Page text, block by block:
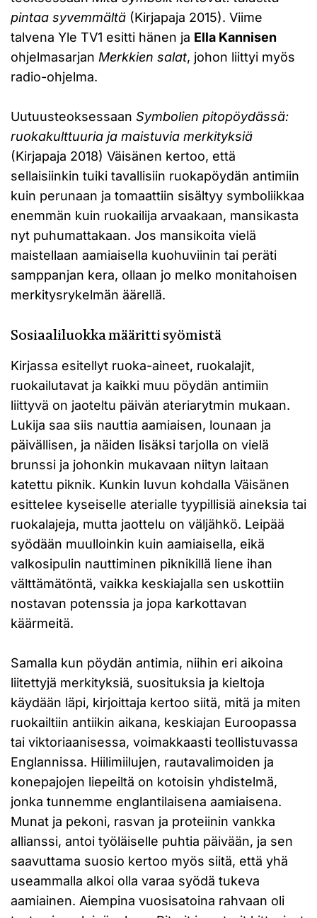
pintaa syvemmältä (Kirjapaja 2015). Viime
talvena Yle TV1 esitti hänen ja Ella Kannisen
ohjelmasarjan Merkkien salat, johon liittyi myös
radio-ohjelma.
Uutuusteoksessaan Symbolien pitopöydässä:
ruokakulttuuria ja maistuvia merkityksiä
(Kirjapaja 2018) Väisänen kertoo, että
sellaisiinkin tuiki tavallisiin ruokapöydän antimiin
kuin perunaan ja tomaattiin sisältyy symboliikkaa
enemmän kuin ruokailija arvaakaan, mansikasta
nyt puhumattakaan. Jos mansikoita vielä
maistellaan aamiaisella kuohuviinin tai peräti
samppanjan kera, ollaan jo melko monitahoisen
merkitysrykelmän äärellä.
Sosiaaliluokka määritti syömistä
Kirjassa esitellyt ruoka-aineet, ruokalajit,
ruokailutavat ja kaikki muu pöydän antimiin
liittyvä on jaoteltu päivän ateriarytmin mukaan.
Lukija saa siis nauttia aamiaisen, lounaan ja
päivällisen, ja näiden lisäksi tarjolla on vielä
brunssi ja johonkin mukavaan niityn laitaan
katettu piknik. Kunkin luvun kohdalla Väisänen
esittelee kyseiselle aterialle tyypillisiä aineksia tai
ruokalajeja, mutta jaottelu on väljähkö. Leipää
syödään muulloinkin kuin aamiaisella, eikä
valkosipulin nauttiminen piknikillä liene ihan
välttämätöntä, vaikka keskiajalla sen uskottiin
nostavan potenssia ja jopa karkottavan
käärmeitä.
Samalla kun pöydän antimia, niihin eri aikoina
liitettyjä merkityksiä, suosituksia ja kieltoja
käydään läpi, kirjoittaja kertoo siitä, mitä ja miten
ruokailtiin antiikin aikana, keskiajan Euroopassa
tai viktoriaanisessa, voimakkaasti teollistuvassa
Englannissa. Hiilimiilujen, rautavalimoiden ja
konepajojen liepeiltä on kotoisin yhdistelmä,
jonka tunnemme englantilaisena aamiaisena.
Munat ja pekoni, rasvan ja proteiinin vankka
allianssi, antoi työläiselle puhtia päivään, ja sen
saavuttama suosio kertoo myös siitä, että yhä
useammalla alkoi olla varaa syödä tukeva
aamiainen. Aiempina vuosisatoina rahvaan oli